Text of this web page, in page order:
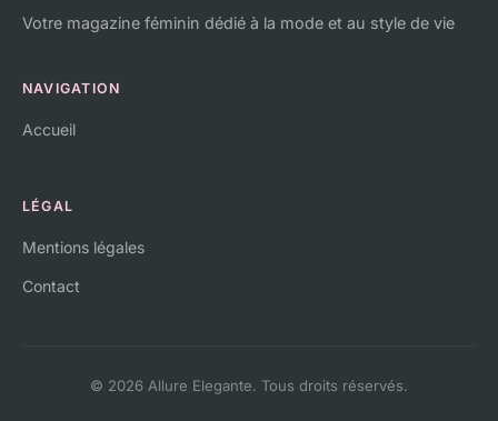
Votre magazine féminin dédié à la mode et au style de vie
NAVIGATION
Accueil
LÉGAL
Mentions légales
Contact
© 2026 Allure Elegante. Tous droits réservés.